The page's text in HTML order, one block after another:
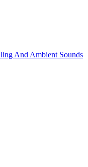
And Ambient Sounds